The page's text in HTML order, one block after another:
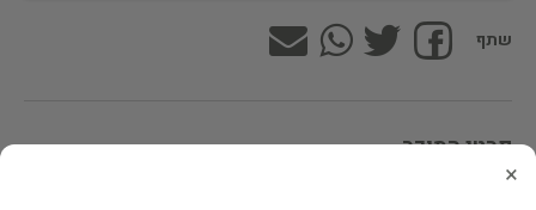
שתף
פרטי המוכר
ערן יגיל×